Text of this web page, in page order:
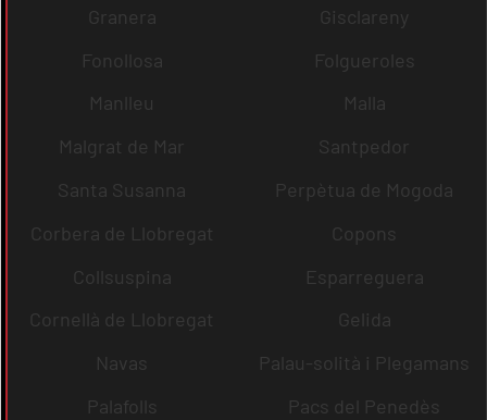
Granera
Gisclareny
Fonollosa
Folgueroles
Manlleu
Malla
Malgrat de Mar
Santpedor
Santa Susanna
Perpètua de Mogoda
Corbera de Llobregat
Copons
Collsuspina
Esparreguera
Cornellà de Llobregat
Gelida
Navas
Palau-solità i Plegamans
Palafolls
Pacs del Penedès